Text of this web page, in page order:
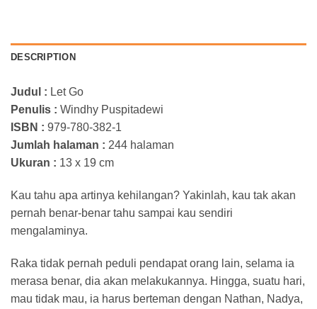
DESCRIPTION
Judul : Let Go
Penulis : Windhy Puspitadewi
ISBN : 979-780-382-1
Jumlah halaman : 244 halaman
Ukuran : 13 x 19 cm
Kau tahu apa artinya kehilangan? Yakinlah, kau tak akan
pernah benar-benar tahu sampai kau sendiri
mengalaminya.
Raka tidak pernah peduli pendapat orang lain, selama ia
merasa benar, dia akan melakukannya. Hingga, suatu hari,
mau tidak mau, ia harus berteman dengan Nathan, Nadya,